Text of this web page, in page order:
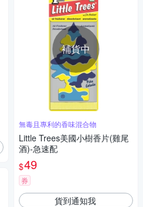
補貨中
無毒且專利的香味混合物
Little Trees美國小樹香片(雞尾
酒)-急速配
$49
券
貨到通知我